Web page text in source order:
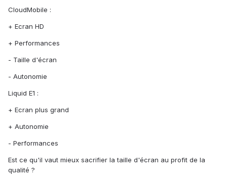
CloudMobile :
+ Ecran HD
+ Performances
- Taille d'écran
- Autonomie
Liquid E1 :
+ Ecran plus grand
+ Autonomie
- Performances
Est ce qu'il vaut mieux sacrifier la taille d'écran au profit de la
qualité ?